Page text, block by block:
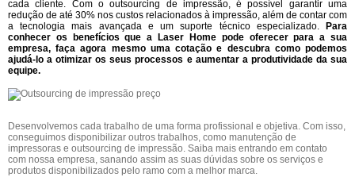
cada cliente. Com o outsourcing de impressão, é possível garantir uma
redução de até 30% nos custos relacionados à impressão, além de contar com
a tecnologia mais avançada e um suporte técnico especializado. Para
conhecer os benefícios que a Laser Home pode oferecer para a sua
empresa, faça agora mesmo uma cotação e descubra como podemos
ajudá-lo a otimizar os seus processos e aumentar a produtividade da sua
equipe.
Desenvolvemos cada trabalho de uma forma profissional e objetiva. Com isso,
conseguimos disponibilizar outros trabalhos, como manutenção de
impressoras e outsourcing de impressão. Saiba mais entrando em contato
com nossa empresa, sanando assim as suas dúvidas sobre os serviços e
produtos disponibilizados pelo ramo com a melhor marca.